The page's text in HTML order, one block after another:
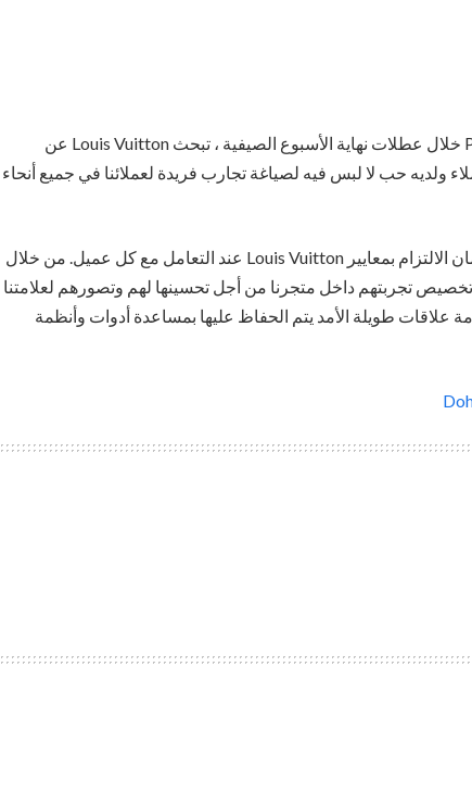
من أجل مساعدة متجرنا الرئيسي في Paseo de Gracia خلال عطلات نهاية الأسبوع الصيفية ، تبحث Louis Vuitton عن
حب لا لبس فيه لصياغة تجارب فريدة لعملائنا في جميع أنحاء
ستمثل علامتنا التجارية كمستشار للعميل من خلال ضمان الالتزام بمعايير Louis Vuitton عند التعامل مع كل عميل. من خلال
تجربتهم داخل متجرنا من أجل تحسينها لهم وتصورهم لعلامتنا
علاقات طويلة الأمد يتم الحفاظ عليها بمساعدة أدوات وأنظمة